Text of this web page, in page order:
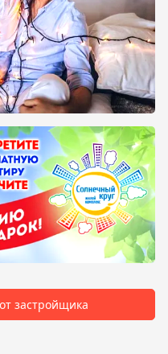
застройщика